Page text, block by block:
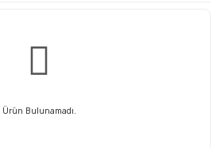
Ürün Bulunamadı.